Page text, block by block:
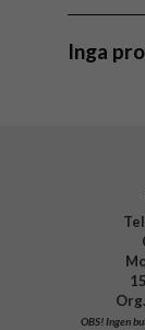
Inga
OBS!Ingen